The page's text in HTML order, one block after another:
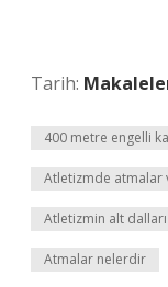
Tarih:
400 metre engelli
Atletizmde atmalar
Atletizmin alt
Atmalar nelerdir